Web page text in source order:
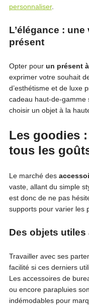
personnaliser.
L’élégance :
présent
Opter pour un présent
exprimer votre souhait
d’esthétisme et de luxe
cadeau haut-de-gamme
choisir un objet à la
Les goodies
tous les
Le marché des
vaste, allant du simple
est donc de ne pas
supports pour varier les
Des objets
Travailler avec ses
facilité si ces derniers
Les accessoires de
ou encore parapluies
indémodables pour